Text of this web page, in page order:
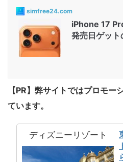
simfree24.com
iPhone 17
発売日ゲッ
【PR】弊サイトではプロモー
ています。
ディズニーリゾート